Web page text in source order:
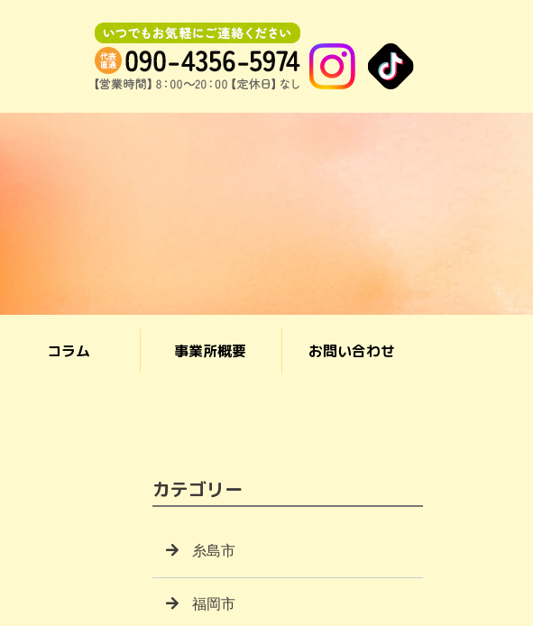
コラム 事業所概要 お問い合わせ
カテゴリー
糸島市
福岡市